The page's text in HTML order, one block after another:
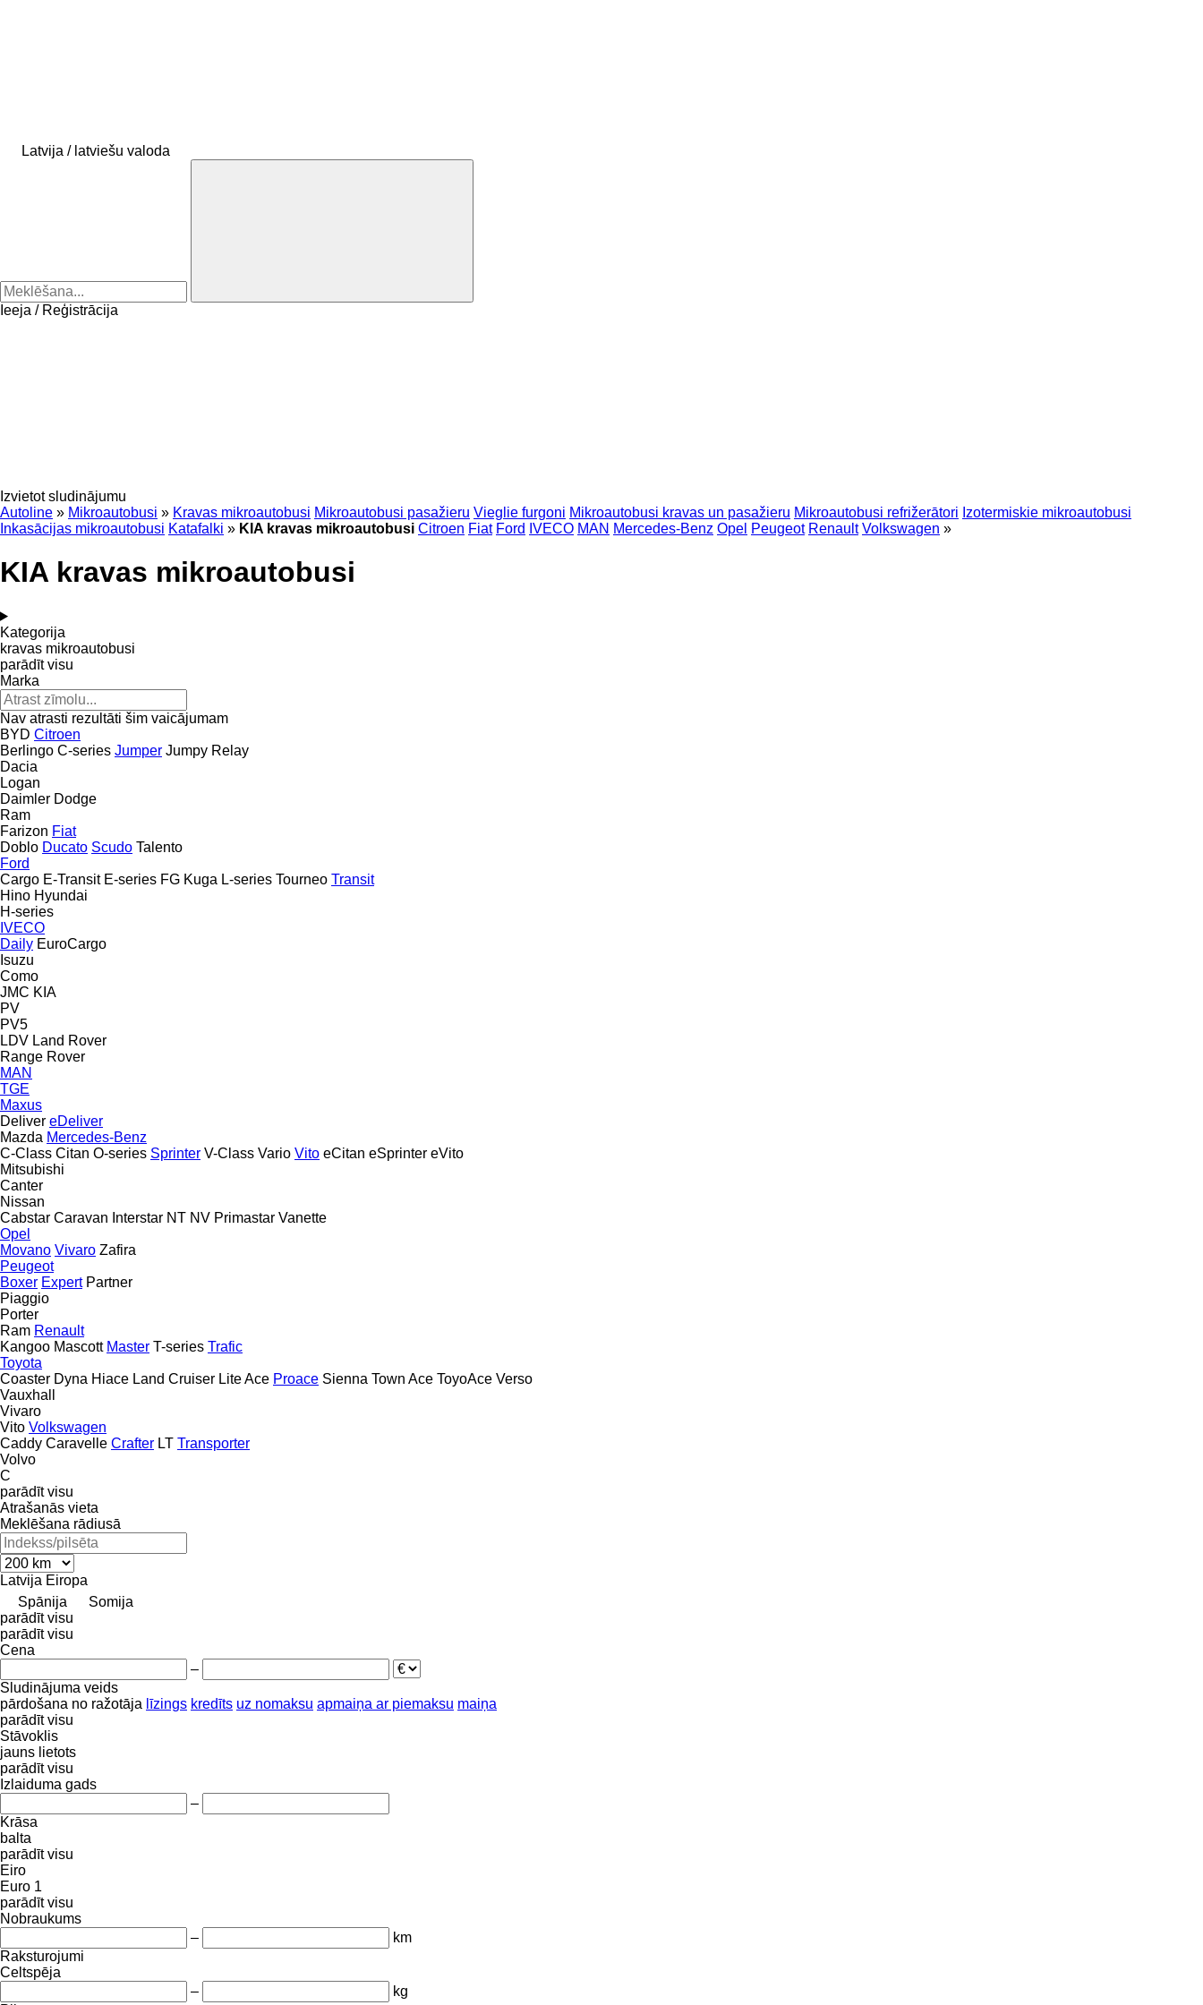
Latvija / latviešu valoda
Ieeja / Reģistrācija
Izvietot sludinājumu
Autoline » Mikroautobusi » Kravas mikroautobusi Mikroautobusi pasažieru Vieglie furgoni Mikroautobusi kravas un pasažieru Mikroautobusi refrižerātori Izotermiskie mikroautobusi
Inkasācijas mikroautobusi Katafalki » KIA kravas mikroautobusi Citroen Fiat Ford IVECO MAN Mercedes-Benz Opel Peugeot Renault Volkswagen »
KIA kravas mikroautobusi
Kategorija
kravas mikroautobusi
parādīt visu
Marka
Nav atrasti rezultāti šim vaicājumam
BYD Citroen
Berlingo C-series Jumper Jumpy Relay
Dacia
Logan
Daimler Dodge
Ram
Farizon Fiat
Doblo Ducato Scudo Talento
Ford
Cargo E-Transit E-series FG Kuga L-series Tourneo Transit
Hino Hyundai
H-series
IVECO
Daily EuroCargo
Isuzu
Como
JMC KIA
PV
PV5
LDV Land Rover
Range Rover
MAN
TGE
Maxus
Deliver eDeliver
Mazda Mercedes-Benz
C-Class Citan O-series Sprinter V-Class Vario Vito eCitan eSprinter eVito
Mitsubishi
Canter
Nissan
Cabstar Caravan Interstar NT NV Primastar Vanette
Opel
Movano Vivaro Zafira
Peugeot
Boxer Expert Partner
Piaggio
Porter
Ram Renault
Kangoo Mascott Master T-series Trafic
Toyota
Coaster Dyna Hiace Land Cruiser Lite Ace Proace Sienna Town Ace ToyoAce Verso
Vauxhall
Vivaro
Vito Volkswagen
Caddy Caravelle Crafter LT Transporter
Volvo
C
parādīt visu
Atrašanās vieta
Meklēšana rādiusā
Latvija Eiropa
Spānija
Somija
parādīt visu
parādīt visu
Cena
–
Sludinājuma veids
pārdošana no ražotāja līzings kredīts uz nomaksu apmaiņa ar piemaksu maiņa
parādīt visu
Stāvoklis
jauns lietots
parādīt visu
Izlaiduma gads
–
Krāsa
balta
parādīt visu
Eiro
Euro 1
parādīt visu
Nobraukums
–
km
Raksturojumi
Celtspēja
–
kg